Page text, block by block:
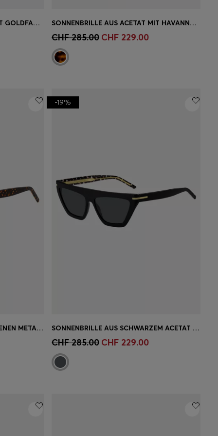
BLAUGRAUE SONNENBRILLE MIT GOLDFARBENEN BÜGELN
Schnelleinkauf (Wähle deine
Grösse)
SONNENBRILLE AUS ACETAT MIT HAVANNA-MUSTER UND GOLDFARBENEN METALLDETAILS
CHF 285.00 CHF 229.00
SONNENBRILLE MIT GOLDFARBENEN METALLDETAILS UND MONOGRAMM-MUSTER
Schnelleinkauf (Wähle deine
Grösse)
-19%
SONNENBRILLE AUS SCHWARZEM ACETAT MIT GOLDFARBENEN DETAILS
CHF 285.00 CHF 229.00